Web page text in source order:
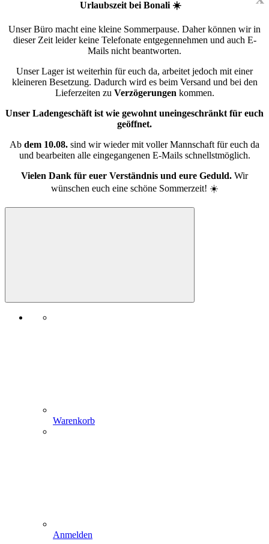
Urlaubszeit bei Bonali ☀️
Unser Büro macht eine kleine Sommerpause. Daher können wir in
dieser Zeit leider keine Telefonate entgegennehmen und auch E-
Mails nicht beantworten.
Unser Lager ist weiterhin für euch da, arbeitet jedoch mit einer
kleineren Besetzung. Dadurch wird es beim Versand und bei den
Lieferzeiten zu Verzögerungen kommen.
Unser Ladengeschäft ist wie gewohnt uneingeschränkt für euch
geöffnet.
Ab dem 10.08. sind wir wieder mit voller Mannschaft für euch da
und bearbeiten alle eingegangenen E-Mails schnellstmöglich.
Vielen Dank für euer Verständnis und eure Geduld. Wir
wünschen euch eine schöne Sommerzeit! ☀️
Warenkorb
Anmelden